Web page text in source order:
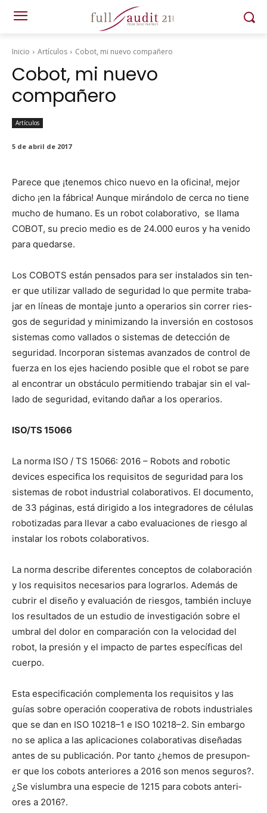
Inicio Artículos Cobot, mi nuevo compañero
Cobot, mi nuevo
compañero
Artículos
5 de abril de 2017
Parece que ¡ten­emos chico nue­vo en la ofic­i­na!, mejor
dicho ¡en la fábri­ca! Aunque mirán­do­lo de cer­ca no tiene
mucho de humano. Es un robot colab­o­ra­ti­vo, se lla­ma
COBOT, su pre­cio medio es de 24.000 euros y ha venido
para quedarse.
Los COBOTS están pen­sa­dos para ser insta­l­a­dos sin ten­
er que uti­lizar val­la­do de seguri­dad lo que per­mite tra­ba­
jar en líneas de mon­ta­je jun­to a oper­ar­ios sin cor­rer ries­
gos de seguri­dad y min­i­mizan­do la inver­sión en cos­tosos
sis­temas como val­la­dos o sis­temas de detec­ción de
seguri­dad. Incor­po­ran sis­temas avan­za­dos de con­trol de
fuerza en los ejes hacien­do posi­ble que el robot se pare
al encon­trar un obstácu­lo per­mi­tien­do tra­ba­jar sin el val­
la­do de seguri­dad, evi­tan­do dañar a los oper­ar­ios.
ISO/TS 15066
La nor­ma ISO / TS 15066: 2016 – Robots and robot­ic
devices especi­fi­ca los req­ui­si­tos de seguri­dad para los
sis­temas de robot indus­tri­al colab­o­ra­tivos. El doc­u­men­to,
de 33 pági­nas, está dirigi­do a los inte­gradores de célu­las
robo­t­i­zadas para lle­var a cabo eval­u­a­ciones de ries­go al
insta­lar los robots colab­o­ra­tivos.
La nor­ma describe difer­entes con­cep­tos de colab­o­ración
y los req­ui­si­tos nece­sar­ios para lograr­los. Además de
cubrir el dis­eño y eval­u­ación de ries­gos, tam­bién incluye
los resul­ta­dos de un estu­dio de inves­ti­gación sobre el
umbral del dolor en com­para­ción con la veloci­dad del
robot, la pre­sión y el impacto de partes especí­fi­cas del
cuer­po.
Esta especi­fi­cación com­ple­men­ta los req­ui­si­tos y las
guías sobre operación coop­er­a­ti­va de robots indus­tri­ales
que se dan en ISO 10218–1 e ISO 10218–2. Sin embar­go
no se apli­ca a las apli­ca­ciones colab­o­ra­ti­vas dis­eñadas
antes de su pub­li­cación. Por tan­to ¿hemos de pre­supon­
er que los cobots ante­ri­ores a 2016 son menos seguros?.
¿Se vis­lum­bra una especie de 1215 para cobots ante­ri­
ores a 2016?.